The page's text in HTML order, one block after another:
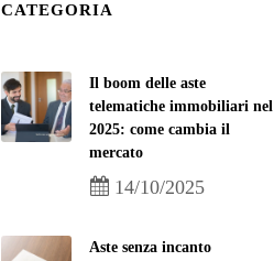
CATEGORIA
Il boom delle aste
telematiche immobiliari nel
2025: come cambia il
mercato
14/10/2025
Aste senza incanto